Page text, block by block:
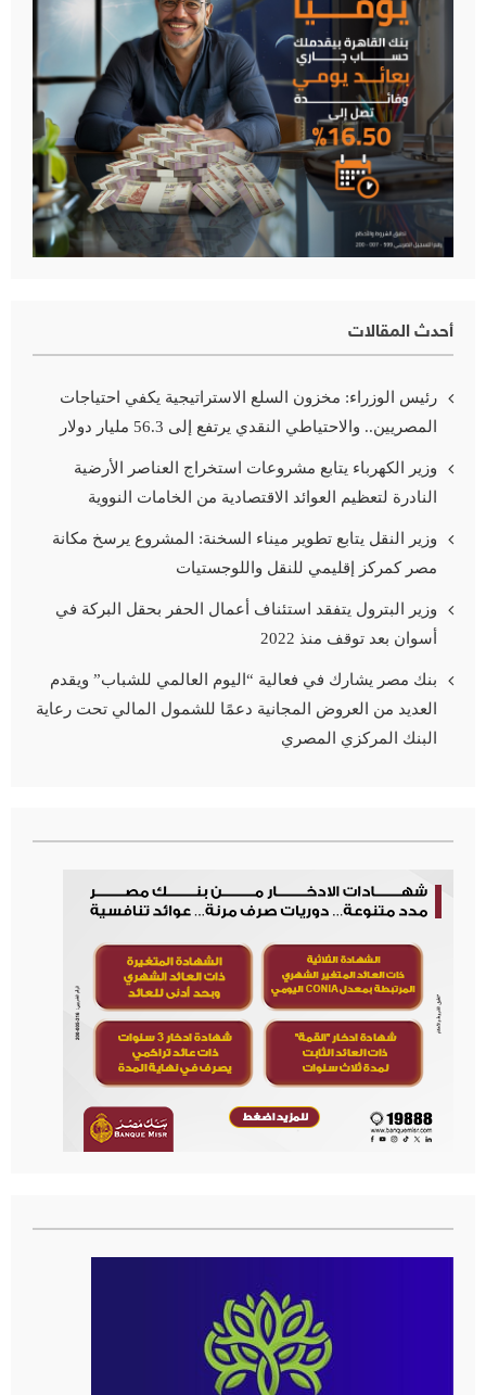
أحدث المقالات
رئيس الوزراء: مخزون السلع الاستراتيجية يكفي احتياجات
المصريين.. والاحتياطي النقدي يرتفع إلى 56.3 مليار دولار
وزير الكهرباء يتابع مشروعات استخراج العناصر الأرضية
النادرة لتعظيم العوائد الاقتصادية من الخامات النووية
وزير النقل يتابع تطوير ميناء السخنة: المشروع يرسخ مكانة
مصر كمركز إقليمي للنقل واللوجستيات
وزير البترول يتفقد استئناف أعمال الحفر بحقل البركة في
أسوان بعد توقف منذ 2022
بنك مصر يشارك في فعالية “اليوم العالمي للشباب” ويقدم
العديد من العروض المجانية دعمًا للشمول المالي تحت رعاية
البنك المركزي المصري